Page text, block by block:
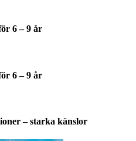
6 – 9 år
6 – 9 år
– starka känslor